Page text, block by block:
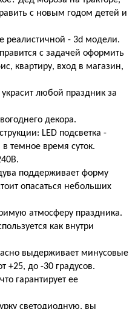
с новым годом детей и
реалистичной - 3d модели.
с задачей оформить
квартиру, вход в магазин,
любой праздник за
декора.
LED подсветка -
темное время суток.
поддерживает форму
опасаться небольших
атмосферу праздника.
как внутри
выдерживает минусовые
+25, до -30 градусов.
гарантирует ее
светодиодную, вы